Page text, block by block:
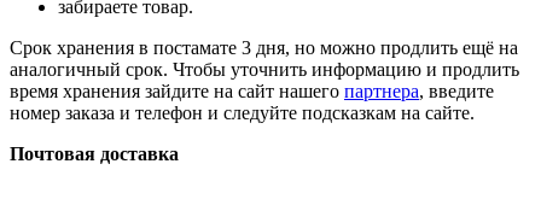
забираете товар.
Срок хранения в постамате 3 дня, но можно продлить ещё на
аналогичный срок. Чтобы уточнить информацию и продлить
время хранения зайдите на сайт нашего партнера, введите
номер заказа и телефон и следуйте подсказкам на сайте.
Почтовая доставка